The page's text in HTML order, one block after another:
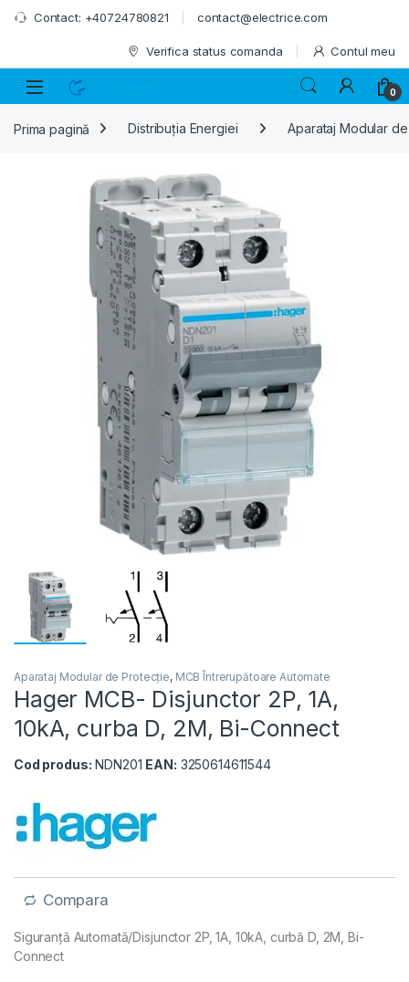
Skip to navigation
Skip to content
Contact: +40724780821 contact@electrice.com
Verifica status comanda Contul meu
0
Prima pagină Distribuția Energiei Aparataj Modular
Aparataj Modular de Protecție, MCB Întrerupătoare Automate
Hager MCB- Disjunctor 2P, 1A,
10kA, curba D, 2M, Bi-Connect
Cod produs: NDN201 EAN: 3250614611544
Compara
Siguranță Automată/Disjunctor 2P, 1A, 10kA, curbă D, 2M, Bi-
Connect